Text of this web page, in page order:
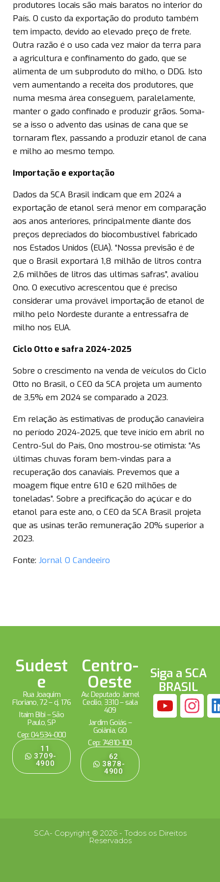
produtores locais são mais baratos no interior do
País. O custo da exportação do produto também
tem impacto, devido ao elevado preço de frete.
Outra razão é o uso cada vez maior da terra para
a agricultura e confinamento do gado, que se
alimenta de um subproduto do milho, o DDG. Isto
vem aumentando a receita dos produtores, que
numa mesma área conseguem, paralelamente,
manter o gado confinado e produzir grãos. Soma-
se a isso o advento das usinas de cana que se
tornaram flex, passando a produzir etanol de cana
e milho ao mesmo tempo.
Importação e exportação
Dados da SCA Brasil indicam que em 2024 a
exportação de etanol será menor em comparação
aos anos anteriores, principalmente diante dos
preços depreciados do biocombustível fabricado
nos Estados Unidos (EUA). “Nossa previsão é de
que o Brasil exportará 1,8 milhão de litros contra
2,6 milhões de litros das ultimas safras”, avaliou
Ono. O executivo acrescentou que é preciso
considerar uma provável importação de etanol de
milho pelo Nordeste durante a entressafra de
milho nos EUA.
Ciclo Otto e safra 2024-2025
Sobre o crescimento na venda de veículos do Ciclo
Otto no Brasil, o CEO da SCA projeta um aumento
de 3,5% em 2024 se comparado a 2023.
Em relação às estimativas de produção canavieira
no período 2024-2025, que teve início em abril no
Centro-Sul do País, Ono mostrou-se otimista: “As
últimas chuvas foram bem-vindas para a
recuperação dos canaviais. Prevemos que a
moagem fique entre 610 e 620 milhões de
toneladas”. Sobre a precificação do açúcar e do
etanol para este ano, o CEO da SCA Brasil projeta
que as usinas terão remuneração 20% superior a
2023.
Fonte: Jornal O Candeeiro
Sudest
e
Rua Joaquim
Floriano, 72 – cj. 176
Itaim Bibi – São
Paulo, SP
Cep: 04534-000
11
3709-
4900
Centro-
Oeste
Av. Deputado Jamel
Cecílio, 3310 – sala
409
Jardim Goiás –
Goiânia, GO
Cep: 74810-100
62
3878-
4900
Siga a SCA
BRASIL
SCA- Copyright ® 2026 - Todos os Direitos
Reservados